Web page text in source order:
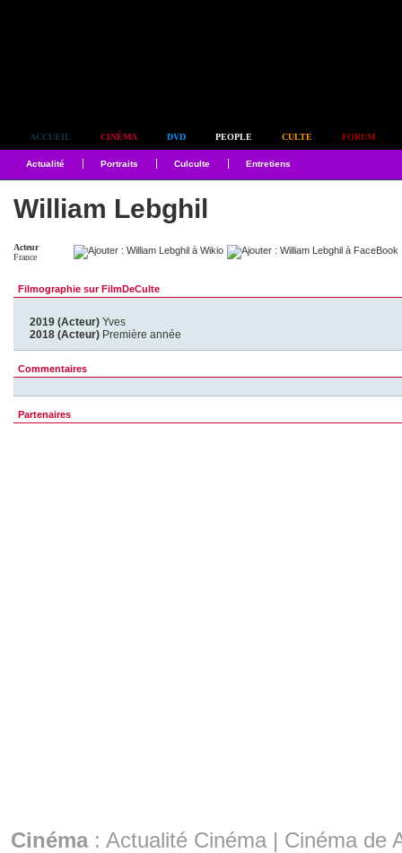
ACCUEIL CINÉMA DVD PEOPLE CULTE FORUM
Actualité Portraits Culculte Entretiens
William Lebghil
Acteur
France
Filmographie sur FilmDeCulte
2019 (Acteur) Yves
2018 (Acteur) Première année
Commentaires
Partenaires
Cinéma: Actualité Cinéma | Cinéma de